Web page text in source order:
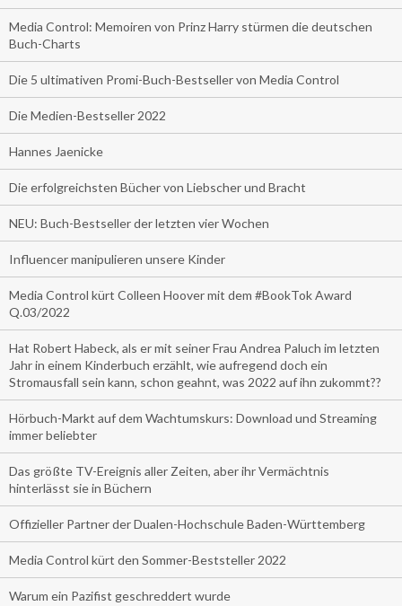
Media Control: Memoiren von Prinz Harry stürmen die deutschen
Buch-Charts
Die 5 ultimativen Promi-Buch-Bestseller von Media Control
Die Medien-Bestseller 2022
Hannes Jaenicke
Die erfolgreichsten Bücher von Liebscher und Bracht
NEU: Buch-Bestseller der letzten vier Wochen
Influencer manipulieren unsere Kinder
Media Control kürt Colleen Hoover mit dem #BookTok Award
Q.03/2022
Hat Robert Habeck, als er mit seiner Frau Andrea Paluch im letzten
Jahr in einem Kinderbuch erzählt, wie aufregend doch ein
Stromausfall sein kann, schon geahnt, was 2022 auf ihn zukommt??
Hörbuch-Markt auf dem Wachtumskurs: Download und Streaming
immer beliebter
Das größte TV-Ereignis aller Zeiten, aber ihr Vermächtnis
hinterlässt sie in Büchern
Offizieller Partner der Dualen-Hochschule Baden-Württemberg
Media Control kürt den Sommer-Beststeller 2022
Warum ein Pazifist geschreddert wurde